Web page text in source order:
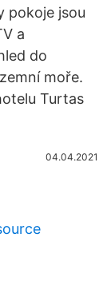
pokoje jsou
a
do
moře.
Turtas
04.04.2021